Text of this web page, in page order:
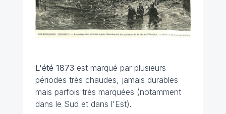
L'été 1873 est marqué par plusieurs
périodes très chaudes, jamais durables
mais parfois très marquées (notamment
dans le Sud et dans l'Est).